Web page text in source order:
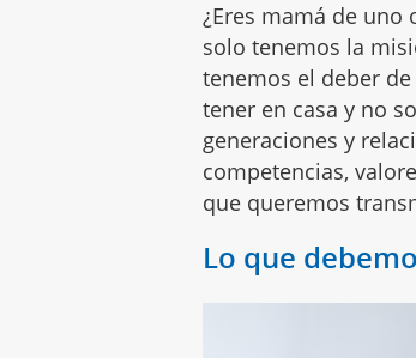
¿Eres mamá de uno
solo tenemos la
tenemos el deber
tener en casa y no
generaciones y
competencias,
que queremos
Lo que